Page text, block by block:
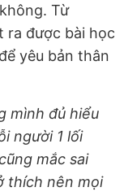
Từ
ra được bài học
yêu bản thân
mình đủ hiểu
người 1 lối
mắc sai
thích nên mọi